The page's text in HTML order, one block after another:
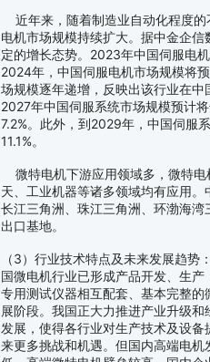
近年来，随着制造业自动化程度的
电机市场规模持续扩大。据中金企
定的增长态势。2023年中国伺服电
2024年，中国伺服电机市场规模将
场规模逐年递增，反映出该行业在中
2027年中国伺服系统市场规模预计
7.2%。此外，到2029年，中国伺服
11.1%。
微特电机下游应用领域多，微特电
天、工业机器等诸多领域均有应用
长江三角洲、珠江三角洲、环渤海
出口基地。
（3）行业技术特点及未来发展趋
国微电机行业已形成产品开发、生产
专用测试仪器相互配套、基本完整
展阶段。我国正大力推进产业升级
发展，使得各行业对生产技术及设
来更多挑战和机遇。但国内高端电